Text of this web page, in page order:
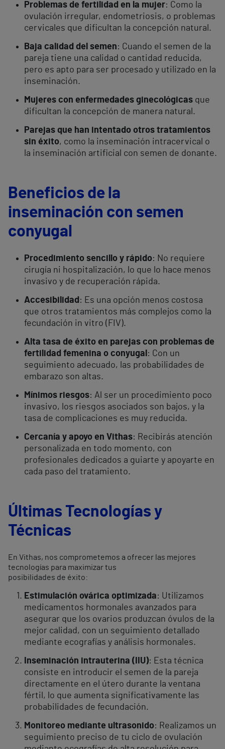
Problemas de fertilidad en la mujer: Como la
ovulación irregular, endometriosis, o problemas
cervicales que dificultan la concepción natural.
Baja calidad del semen: Cuando el semen de la
pareja tiene una calidad o cantidad reducida,
pero es apto para ser procesado y utilizado en la
inseminación.
Mujeres con enfermedades ginecológicas que
dificultan la concepción de manera natural.
Parejas que han intentado otros tratamientos
sin éxito, como la inseminación intracervical o
la inseminación artificial con semen de donante.
Beneficios de la
inseminación con semen
conyugal
Procedimiento sencillo y rápido: No requiere
cirugía ni hospitalización, lo que lo hace menos
invasivo y de recuperación rápida.
Accesibilidad : Es una opción menos costosa
que otros tratamientos más complejos como la
fecundación in vitro (FIV).
Alta tasa de éxito en parejas con problemas de
fertilidad femenina o conyugal : Con un
seguimiento adecuado, las probabilidades de
embarazo son altas.
Mínimos riesgos: Al ser un procedimiento poco
invasivo, los riesgos asociados son bajos, y la
tasa de complicaciones es muy reducida.
Cercanía y apoyo en Vithas: Recibirás atención
personalizada en todo momento, con
profesionales dedicados a guiarte y apoyarte en
cada paso del tratamiento.
Últimas Tecnologías y
Técnicas
En Vithas, nos comprometemos a ofrecer las mejores
tecnologías para maximizar tus
posibilidades de éxito:
Estimulación ovárica optimizada: Utilizamos
medicamentos hormonales avanzados para
asegurar que los ovarios produzcan óvulos de la
mejor calidad, con un seguimiento detallado
mediante ecografías y análisis hormonales.
Inseminación intrauterina (IIU): Esta técnica
consiste en introducir el semen de la pareja
directamente en el útero durante la ventana
fértil, lo que aumenta significativamente las
probabilidades de fecundación.
Monitoreo mediante ultrasonido: Realizamos un
seguimiento preciso de tu ciclo de ovulación